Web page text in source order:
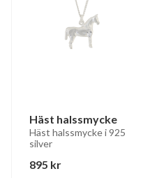
Häst halssmycke
Häst halssmycke i 925
silver
895 kr